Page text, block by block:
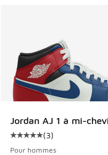
Jordan AJ 1 à mi-
Cote moyenne du
(3)
Pour hommes